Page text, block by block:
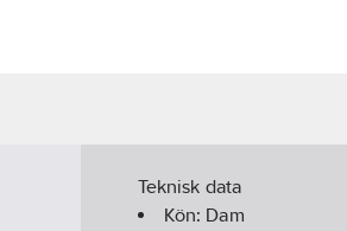
Teknisk data
Kön: Dam